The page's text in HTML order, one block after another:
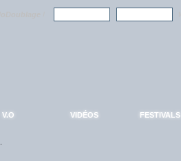
V.O VIDÉOS FESTIVALS